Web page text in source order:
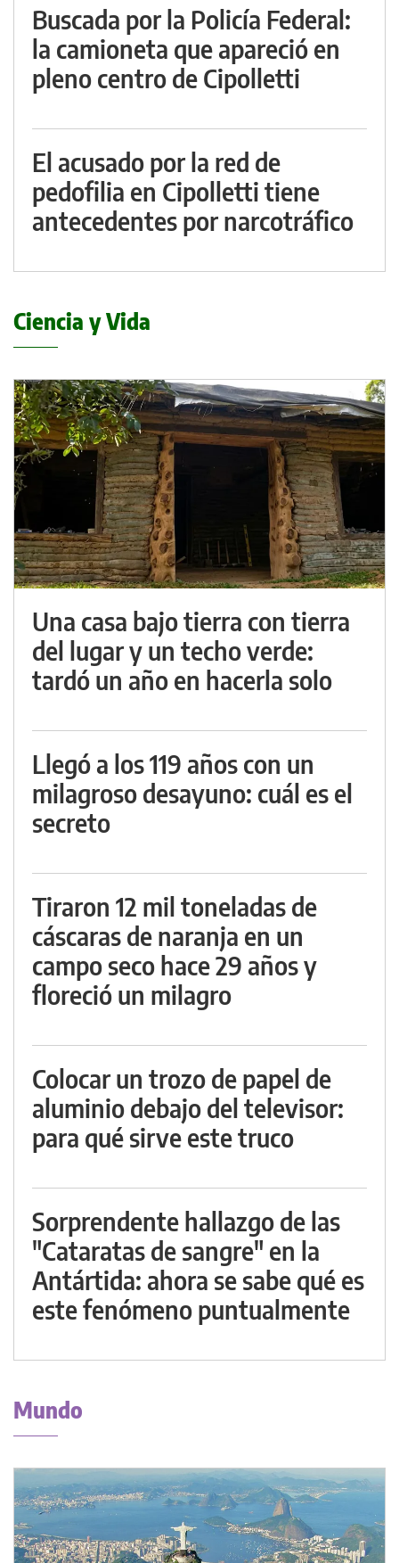
Buscada por la Policía Federal:
la camioneta que apareció en
pleno centro de Cipolletti
El acusado por la red de
pedofilia en Cipolletti tiene
antecedentes por narcotráfico
Ciencia y Vida
Una casa bajo tierra con tierra
del lugar y un techo verde:
tardó un año en hacerla solo
Llegó a los 119 años con un
milagroso desayuno: cuál es el
secreto
Tiraron 12 mil toneladas de
cáscaras de naranja en un
campo seco hace 29 años y
floreció un milagro
Colocar un trozo de papel de
aluminio debajo del televisor:
para qué sirve este truco
Sorprendente hallazgo de las
"Cataratas de sangre" en la
Antártida: ahora se sabe qué es
este fenómeno puntualmente
Mundo